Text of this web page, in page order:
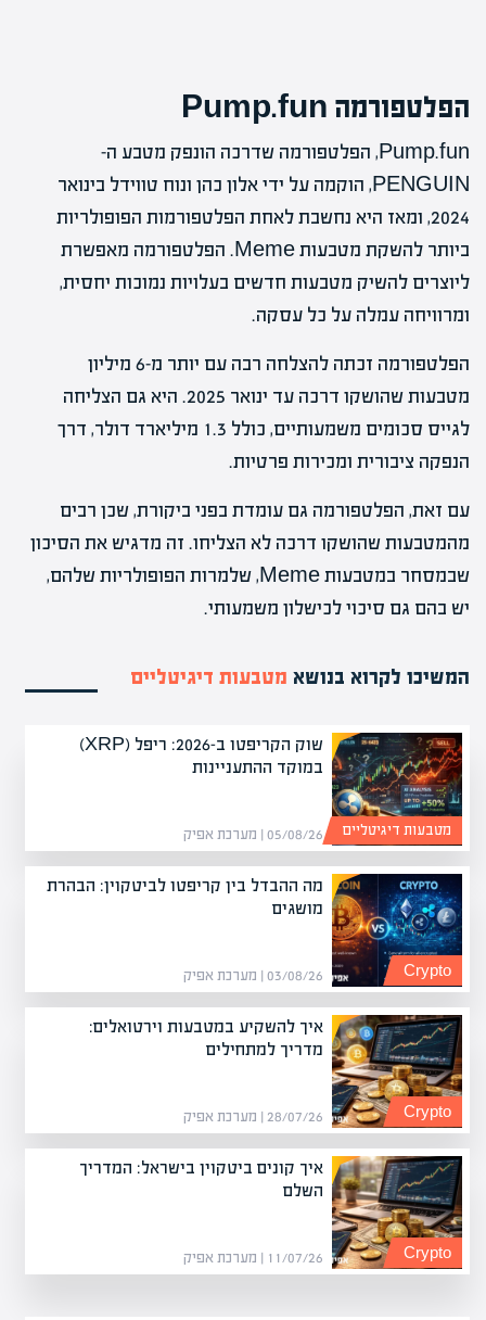
הפלטפורמה Pump.fun
Pump.fun, הפלטפורמה שדרכה הונפק מטבע ה-
PENGUIN, הוקמה על ידי אלון כהן ונוח טווידל בינואר
2024, ומאז היא נחשבת לאחת הפלטפורמות הפופולריות
ביותר להשקת מטבעות Meme. הפלטפורמה מאפשרת
ליוצרים להשיק מטבעות חדשים בעלויות נמוכות יחסית,
ומרוויחה עמלה על כל עסקה.
הפלטפורמה זכתה להצלחה רבה עם יותר מ-6 מיליון
מטבעות שהושקו דרכה עד ינואר 2025. היא גם הצליחה
לגייס סכומים משמעותיים, כולל 1.3 מיליארד דולר, דרך
הנפקה ציבורית ומכירות פרטיות.
עם זאת, הפלטפורמה גם עומדת בפני ביקורת, שכן רבים
מהמטבעות שהושקו דרכה לא הצליחו. זה מדגיש את הסיכון
שבמסחר במטבעות Meme, שלמרות הפופולריות שלהם,
יש בהם גם סיכוי לכישלון משמעותי.
המשיכו לקרוא בנושא מטבעות דיגיטליים
שוק הקריפטו ב-2026: ריפל (XRP)
במוקד ההתעניינות
05/08/26 | מערכת אפיק מטבעות דיגיטליים
מה ההבדל בין קריפטו לביטקוין: הבהרת
מושגים
03/08/26 | מערכת אפיק Crypto
איך להשקיע במטבעות וירטואלים:
מדריך למתחילים
28/07/26 | מערכת אפיק Crypto
איך קונים ביטקוין בישראל: המדריך
השלם
11/07/26 | מערכת אפיק Crypto